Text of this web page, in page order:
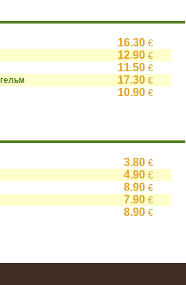
16.30 €
12.90 €
11.50 €
17.30 €
10.90 €
3.80 €
4.90 €
8.90 €
7.90 €
8.90 €